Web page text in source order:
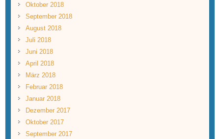
Oktober 2018
September 2018
August 2018
Juli 2018
Juni 2018
April 2018
März 2018
Februar 2018
Januar 2018
Dezember 2017
Oktober 2017
September 2017